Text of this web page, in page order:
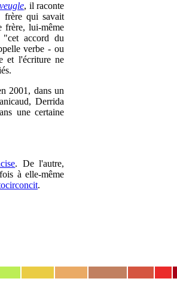
, il raconte
frère qui savait
frère, lui-même
accord du
verbe - ou
et l'écriture ne
2001, dans un
Derrida
une certaine
. De l'autre,
à elle-même
.